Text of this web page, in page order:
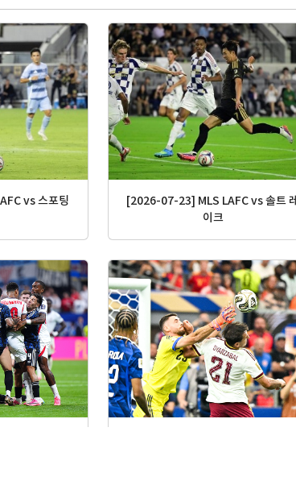
vs 스포팅
[2026-07-23] MLS LAFC vs 솔트 레
이크